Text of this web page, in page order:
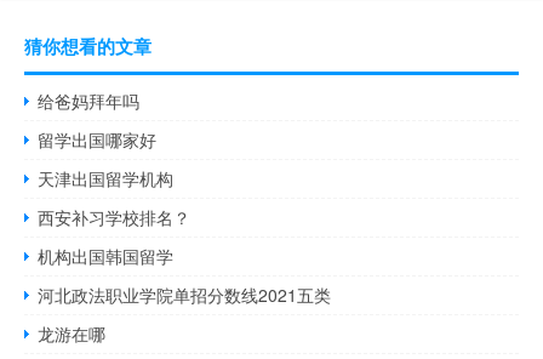
猜你想看的文章
给爸妈拜年吗
留学出国哪家好
天津出国留学机构
西安补习学校排名？
机构出国韩国留学
河北政法职业学院单招分数线2021五类
龙游在哪